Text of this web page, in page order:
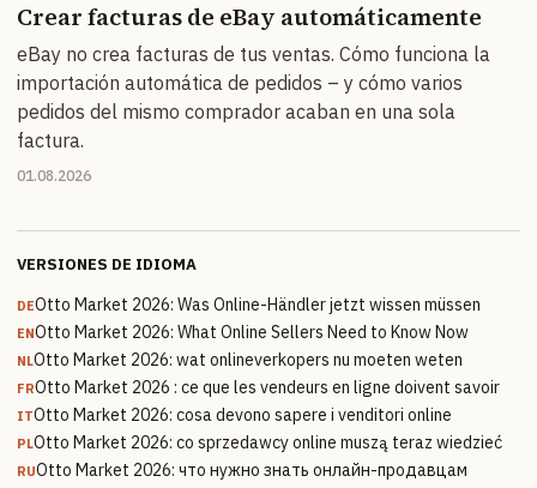
Crear facturas de eBay automáticamente
eBay no crea facturas de tus ventas. Cómo funciona la
importación automática de pedidos – y cómo varios
pedidos del mismo comprador acaban en una sola
factura.
01.08.2026
VERSIONES DE IDIOMA
DEOtto Market 2026: Was Online-Händler jetzt wissen müssen
ENOtto Market 2026: What Online Sellers Need to Know Now
NLOtto Market 2026: wat onlineverkopers nu moeten weten
FROtto Market 2026 : ce que les vendeurs en ligne doivent savoir
ITOtto Market 2026: cosa devono sapere i venditori online
PLOtto Market 2026: co sprzedawcy online muszą teraz wiedzieć
RUOtto Market 2026: что нужно знать онлайн-продавцам